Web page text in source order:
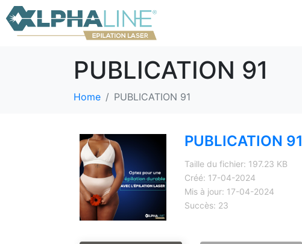
PUBLICATION 91
Home PUBLICATION 91
PUBLICATION 91
Taille du fichier: 197.23 KB
Créé: 17-04-2024
Mis à jour: 17-04-2024
Succès: 23